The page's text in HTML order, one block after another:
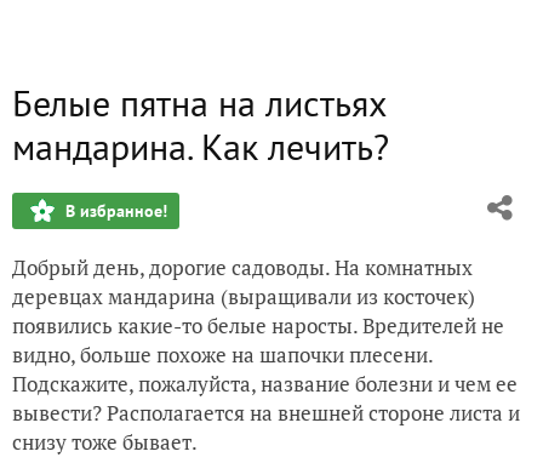
Белые пятна на листьях
мандарина. Как лечить?
В избранное!
Добрый день, дорогие садоводы. На комнатных
деревцах мандарина (выращивали из косточек)
появились какие-то белые наросты. Вредителей не
видно, больше похоже на шапочки плесени.
Подскажите, пожалуйста, название болезни и чем ее
вывести? Располагается на внешней стороне листа и
снизу тоже бывает.